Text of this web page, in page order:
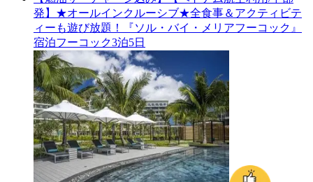
発】★オールインクルーシブ★全食事＆アクティビテ
ィーも遊び放題！『ソル・バイ・メリアフーコック』
宿泊フーコック3泊5日